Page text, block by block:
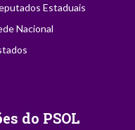
Estaduais
Nacional
do PSOL